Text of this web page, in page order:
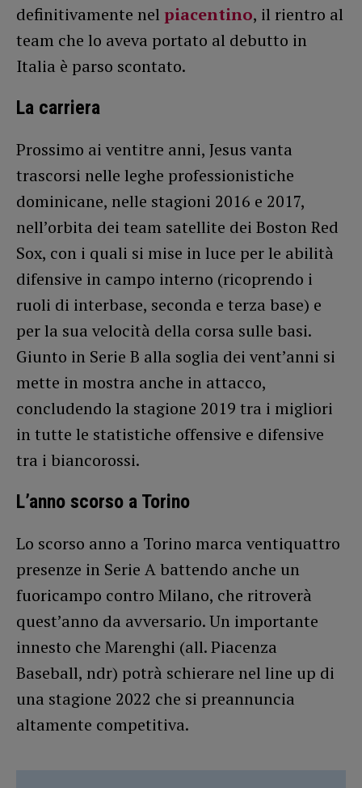
definitivamente nel piacentino, il rientro al
team che lo aveva portato al debutto in
Italia è parso scontato.
La carriera
Prossimo ai ventitre anni, Jesus vanta
trascorsi nelle leghe professionistiche
dominicane, nelle stagioni 2016 e 2017,
nell’orbita dei team satellite dei Boston Red
Sox, con i quali si mise in luce per le abilità
difensive in campo interno (ricoprendo i
ruoli di interbase, seconda e terza base) e
per la sua velocità della corsa sulle basi.
Giunto in Serie B alla soglia dei vent’anni si
mette in mostra anche in attacco,
concludendo la stagione 2019 tra i migliori
in tutte le statistiche offensive e difensive
tra i biancorossi.
L’anno scorso a Torino
Lo scorso anno a Torino marca ventiquattro
presenze in Serie A battendo anche un
fuoricampo contro Milano, che ritroverà
quest’anno da avversario. Un importante
innesto che Marenghi (all. Piacenza
Baseball, ndr) potrà schierare nel line up di
una stagione 2022 che si preannuncia
altamente competitiva.